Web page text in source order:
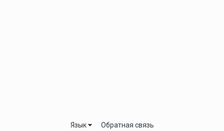
Язык Обратная связь